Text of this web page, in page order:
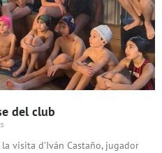
del club
visita d’Iván Castaño, jugador